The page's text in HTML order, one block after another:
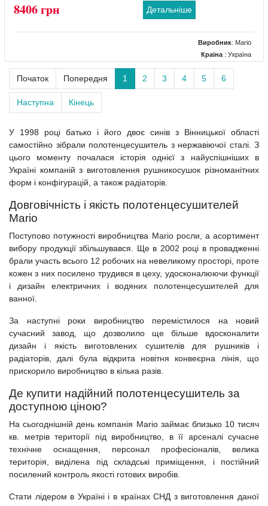
8406 грн Детальніше
Виробник: Mario
Країна : Україна
Розміри : 420x75x1100
Тип: Електричний
Початок Попередня 1 2 3 4 5 6
Наступна Кінець
У 1998 році батько і його двоє синів з Вінницької області
самостійно зібрали полотенцесушитель з нержавіючої сталі. З
цього моменту почалася історія однієї з найуспішніших в
Україні компаній з виготовлення рушникосушок різноманітних
форм і конфігурацій, а також радіаторів.
Довговічність і якість полотенцесушителей
Mario
Поступово потужності виробництва Mario росли, а асортимент
вибору продукції збільшувався. Ще в 2002 році в провадженні
брали участь всього 12 робочих на невеликому просторі, проте
кожен з них посилено трудився в цеху, удосконалюючи функції
і дизайн електричних і водяних полотенцесушителей для
ванної.
За наступні роки виробництво перемістилося на новий
сучасний завод, що дозволило ще більше вдосконалити
дизайн і якість виготовлених сушителів для рушників і
радіаторів, далі була відкрита новітня конвеєрна лінія, що
прискорило виробництво в кілька разів.
Де купити надійний полотенцесушитель за
доступною ціною?
На сьогоднішній день компанія Mario займає близько 10 тисяч
кв. метрів території під виробництво, в її арсеналі сучасне
технічне оснащення, персонал професіоналів, велика
територія, виділена під складські приміщення, і постійний
посилений контроль якості готових виробів.
Стати лідером в Україні і в країнах СНД з виготовлення даної